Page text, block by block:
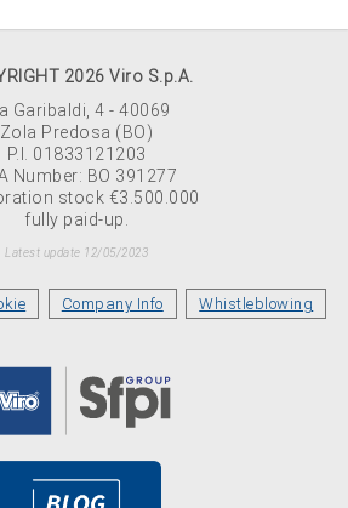
2026 Viro S.p.A.
Garibaldi, 4 - 40069
Zola Predosa (BO)
P.I. 01833121203
Number: BO 391277
stock €3.500.000
fully paid-up.
Latest update 12/05/2023
Company Info Whistleblowing